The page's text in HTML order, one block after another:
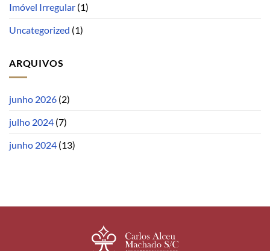
Imóvel Irregular (1)
Uncategorized (1)
ARQUIVOS
junho 2026 (2)
julho 2024 (7)
junho 2024 (13)